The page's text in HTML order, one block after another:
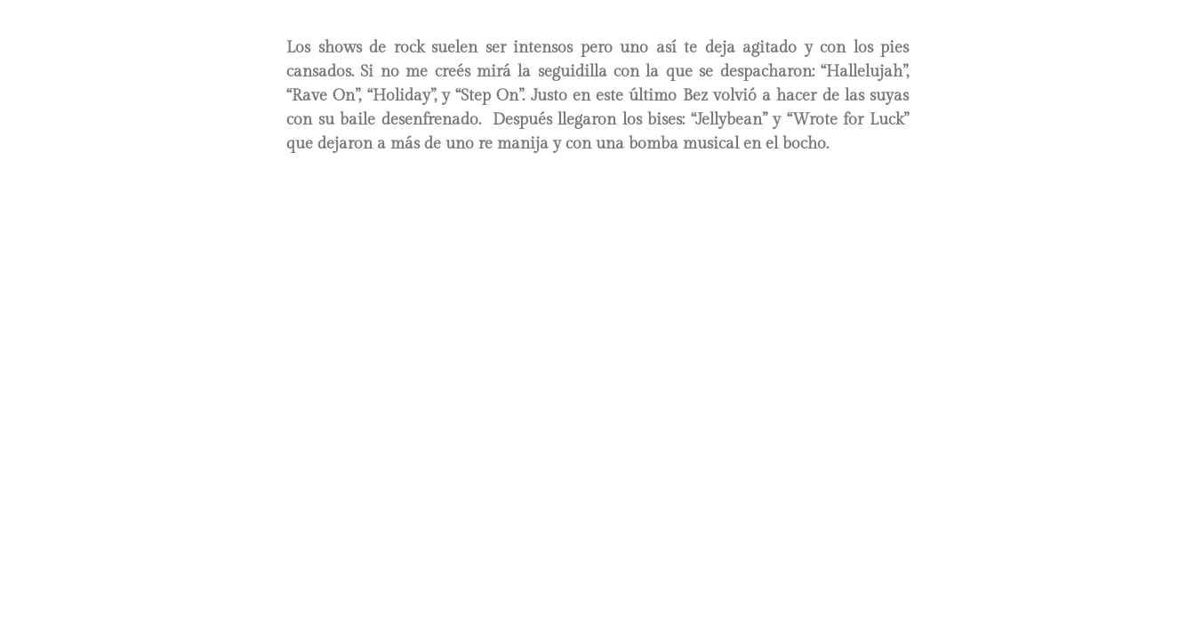
Los shows de rock suelen ser intensos pero uno así te deja agitado y con los pies
cansados. Si no me creés mirá la seguidilla con la que se despacharon: “Hallelujah”,
“Rave On”, “Holiday”, y “Step On”. Justo en este último Bez volvió a hacer de las suyas
con su baile desenfrenado. Después llegaron los bises: “Jellybean” y “Wrote for Luck”
que dejaron a más de uno re manija y con una bomba musical en el bocho.